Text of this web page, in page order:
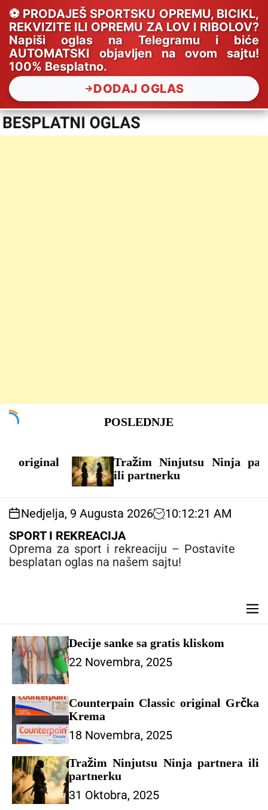
⚽ PRODAJEŠ SPORTSKU OPREMU, BICIKL,
REKVIZITE ILI OPREMU ZA LOV I RIBOLOV?
Napiši oglas na Telegramu i biće
AUTOMATSKI objavljen na ovom sajtu!
100% Besplatno.
DODAJ OGLAS
o
POSLEDNJE
Tražim Ninjutsu Ninja partnera
ili partnerku
Nedjelja, 9 Augusta 2026 10:12:21 AM
SPORT I REKREACIJA
Oprema za sport i rekreaciju – Postavite
besplatan oglas na našem sajtu!
M
e
Decije sanke sa gratis kliskom
22 Novembra, 2025
Counterpain Classic original Grčka
Krema
18 Novembra, 2025
Tražim Ninjutsu Ninja partnera ili
partnerku
31 Oktobra, 2025